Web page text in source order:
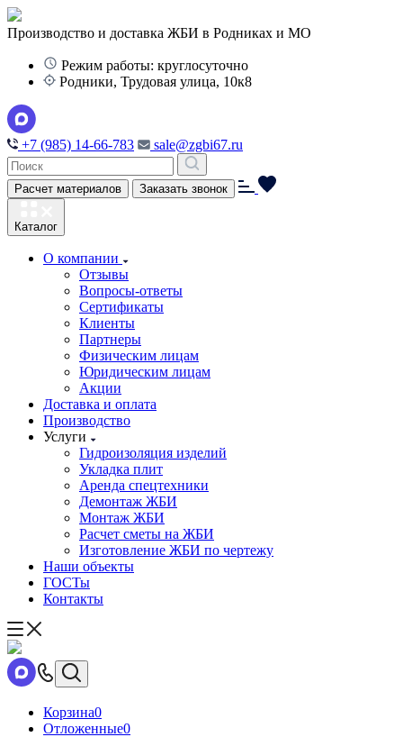
Производство и доставка ЖБИ в Родниках и МО
Режим работы: круглосуточно
Родники, Трудовая улица, 10к8
+7 (985) 14-66-783 sale@zgbi67.ru
Расчет материалов Заказать звонок
Каталог
О компании
Отзывы
Вопросы-ответы
Сертификаты
Клиенты
Партнеры
Физическим лицам
Юридическим лицам
Акции
Доставка и оплата
Производство
Услуги
Гидроизоляция изделий
Укладка плит
Аренда спецтехники
Демонтаж ЖБИ
Монтаж ЖБИ
Расчет сметы на ЖБИ
Изготовление ЖБИ по чертежу
Наши объекты
ГОСТы
Контакты
Корзина0
Отложенные0